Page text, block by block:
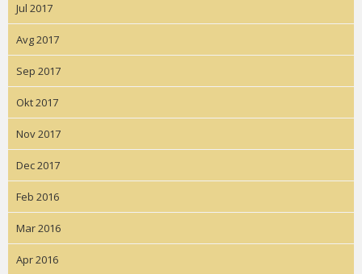
Jul 2017
Avg 2017
Sep 2017
Okt 2017
Nov 2017
Dec 2017
Feb 2016
Mar 2016
Apr 2016